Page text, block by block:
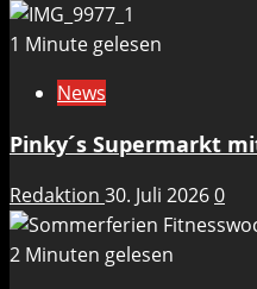
1 Minute gelesen
News
Pinky´s Supermarkt
Redaktion 30. Juli 20260
2 Minuten gelesen